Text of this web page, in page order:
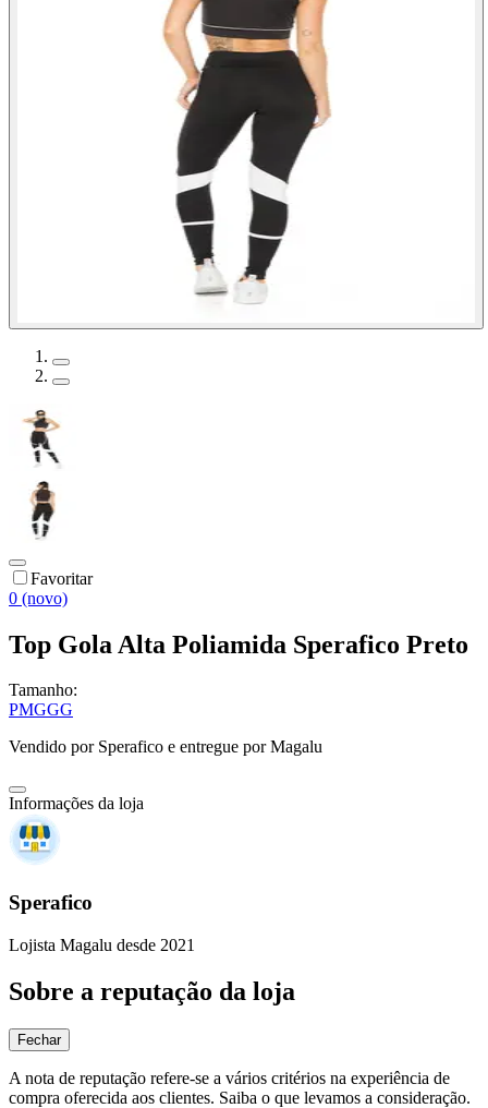
Favoritar
0 (novo)
Top Gola Alta Poliamida Sperafico Preto
Tamanho:
PMGGG
Vendido por Sperafico e entregue por Magalu
Informações da loja
Sperafico
Lojista Magalu desde 2021
Sobre a reputação da loja
Fechar
A nota de reputação refere-se a vários critérios na experiência de
compra oferecida aos clientes. Saiba o que levamos a consideração.